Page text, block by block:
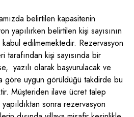
belirtilen kapasitenin
yapılırken belirtilen kişi sayısının
edilmemektedir. Rezervasyon
tarafından kişi sayısında bir
yazılı olarak başvurulacak ve
göre uygun görüldüğü takdirde bu
Müşteriden ilave ücret talep
sonra rezervasyon